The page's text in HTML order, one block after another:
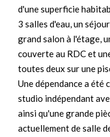
d'une superficie
3 salles d'eau, un
grand salon à l'étage,
couverte au RDC et
toutes deux sur une
Une dépendance a
studio indépendant
ainsi qu'une grande
actuellement de salle